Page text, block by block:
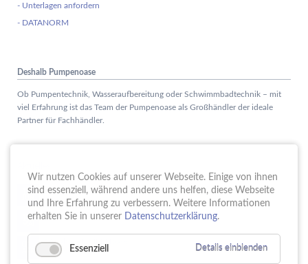
- Unterlagen anfordern
- DATANORM
Deshalb Pumpenoase
Ob Pumpentechnik, Wasseraufbereitung oder Schwimmbadtechnik – mit
viel Erfahrung ist das Team der Pumpenoase als Großhändler der ideale
Partner für Fachhändler.
15. Schule trifft Wirtschaft bei der PUMPENoase!
18. Vortrag IT-Sicherheit
16 Jahre PUMPENoase
Wir nutzen Cookies auf unserer Webseite. Einige von ihnen
sind essenziell, während andere uns helfen, diese Webseite
und Ihre Erfahrung zu verbessern. Weitere Informationen
erhalten Sie in unserer Datenschutzerklärung.
Essenziell Details einblenden